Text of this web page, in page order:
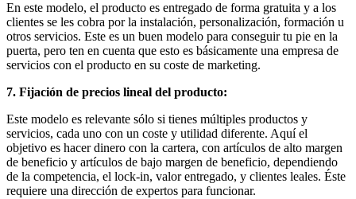
En este modelo, el producto es entregado de forma gratuita y a los
clientes se les cobra por la instalación, personalización, formación u
otros servicios. Este es un buen modelo para conseguir tu pie en la
puerta, pero ten en cuenta que esto es básicamente una empresa de
servicios con el producto en su coste de marketing.
7. Fijación de precios lineal del producto:
Este modelo es relevante sólo si tienes múltiples productos y
servicios, cada uno con un coste y utilidad diferente. Aquí el
objetivo es hacer dinero con la cartera, con artículos de alto margen
de beneficio y artículos de bajo margen de beneficio, dependiendo
de la competencia, el lock-in, valor entregado, y clientes leales. Éste
requiere una dirección de expertos para funcionar.